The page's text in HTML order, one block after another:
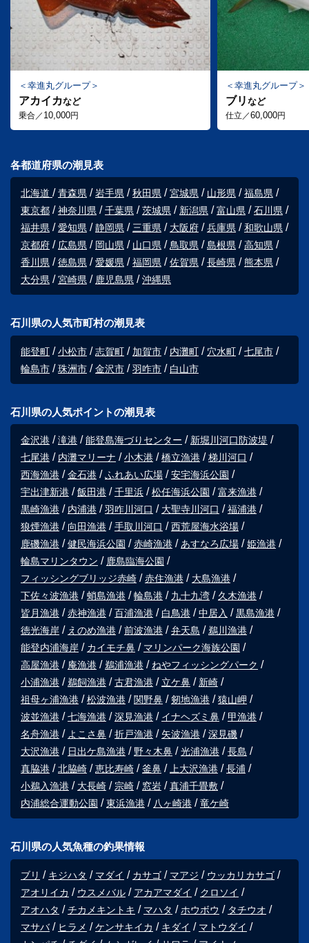
幸進丸グループ
アカイカなど
乗合／ 10,000円
幸進丸グループ
ブリ など
仕立／60,000円
各都道府県の潮見表
北海道 青森県 岩手県 秋田県 宮城県 山形県
福島県
東京都
神奈川県 千葉県 茨城県 新潟県 富山県
石川県
福井県
愛知県 静岡県 三重県 大阪府 兵庫県
和歌山県
京都府
広島県 岡山県 山口県 鳥取県 島根県
高知県
香川県
徳島県 愛媛県 福岡県 佐賀県 長崎県
熊本県
大分県
宮崎県 鹿児島県 沖縄県
石川県の人気市町村の潮見表
能登町 小松市 志賀町 加賀市 内灘町 穴水町
七尾市
輪島市
珠洲市 金沢市 羽咋市 白山市
石川県の人気ポイントの潮見表
金沢港 滝港 能登島海づりセンター
新堀川河口防波堤
七尾港
内灘マリーナ 小木港 橋立漁港
梯川河口
西海漁港
金石港 ふれあい広場
安宅海浜公園
宇出津新港
飯田港 千里浜 松任海浜公園
富来漁港
黒崎漁港
内浦港 羽咋川河口 大聖寺川河口
福浦港
狼煙漁港
向田漁港 手取川河口
西荒屋海水浴場
鹿磯漁港
健民海浜公園 赤崎漁港 あすなろ広場
姫漁港
輪島マリンタウン
鹿島臨海公園
フィッシングブリッジ赤崎
赤住漁港
大島漁港
下佐々波漁港
蛸島漁港 輪島港 九十九湾
久木漁港
皆月漁港
赤神漁港 百浦漁港 白鳥港 中居入
黒島漁港
徳光海岸
えのめ漁港 前波漁港 弁天島
鵜川漁港
能登内浦海岸
カイモチ鼻
マリンパーク海族公園
高屋漁港
庵漁港 鵜浦漁港
ねやフィッシングパーク
小浦漁港
鵜飼漁港 古君漁港 立ケ鼻
新崎
祖母ヶ浦漁港
松波漁港 関野鼻 剱地漁港
猿山岬
波並漁港
七海漁港 深見漁港 イナヘズミ鼻
甲漁港
名舟漁港
よこさ鼻 折戸漁港 矢波漁港
深見磯
大沢漁港
日出ケ島漁港 野々木鼻 光浦漁港
長島
真脇港
北脇崎 恵比寿崎 釜鼻 上大沢漁港
長浦
小鵜入漁港
大長崎 宗崎 窓岩
真浦千畳敷
内浦総合運動公園
東浜漁港 八ヶ崎港 竜ケ崎
石川県の人気魚種の釣果情報
ブリ キジハタ マダイ カサゴ マアジ
ウッカリカサゴ
アオリイカ
ウスメバル アカアマダイ
クロソイ
アオハタ
チカメキントキ マハタ ホウボウ
タチウオ
マサバ
ヒラメ ケンサキイカ キダイ
マトウダイ